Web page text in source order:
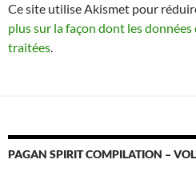
Ce site utilise Akismet pour
plus sur la façon dont les
traitées.
PAGAN SPIRIT COMPILATION –